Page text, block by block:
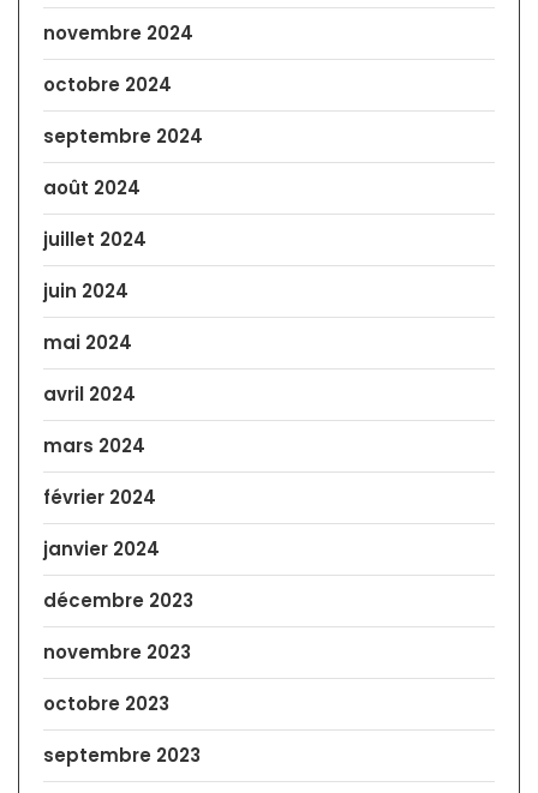
novembre 2024
octobre 2024
septembre 2024
août 2024
juillet 2024
juin 2024
mai 2024
avril 2024
mars 2024
février 2024
janvier 2024
décembre 2023
novembre 2023
octobre 2023
septembre 2023